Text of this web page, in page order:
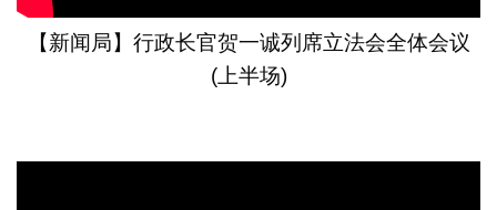
【新闻局】行政长官贺一诚列席立法会全体会议
(上半场)